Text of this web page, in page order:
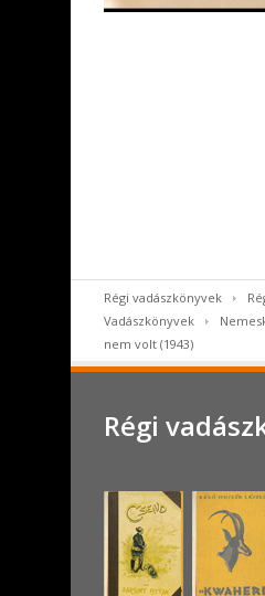
Régi vadászkönyvek
Vadászkönyvek
nem volt (1943)
Régi